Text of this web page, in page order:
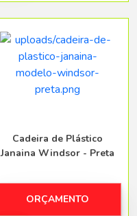
Cadeira de Plástico
Janaina Windsor - Preta
ORÇAMENTO